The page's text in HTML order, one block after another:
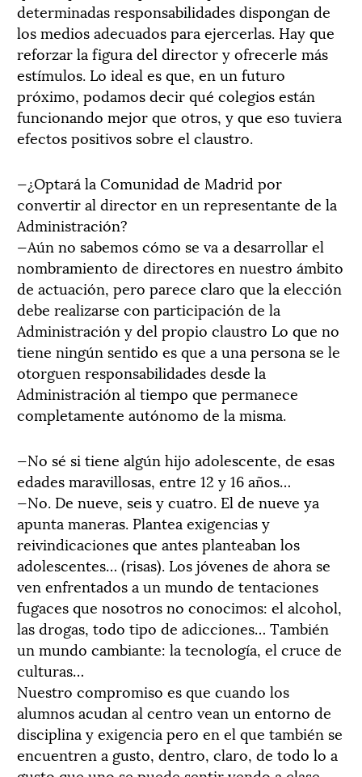
determinadas responsabilidades dispongan de
los medios adecuados para ejercerlas. Hay que
reforzar la figura del director y ofrecerle más
estímulos. Lo ideal es que, en un futuro
próximo, podamos decir qué colegios están
funcionando mejor que otros, y que eso tuviera
efectos positivos sobre el claustro.
—¿Optará la Comunidad de Madrid por
convertir al director en un representante de la
Administración?
—Aún no sabemos cómo se va a desarrollar el
nombramiento de directores en nuestro ámbito
de actuación, pero parece claro que la elección
debe realizarse con participación de la
Administración y del propio claustro Lo que no
tiene ningún sentido es que a una persona se le
otorguen responsabilidades desde la
Administración al tiempo que permanece
completamente autónomo de la misma.
—No sé si tiene algún hijo adolescente, de esas
edades maravillosas, entre 12 y 16 años…
—No. De nueve, seis y cuatro. El de nueve ya
apunta maneras. Plantea exigencias y
reivindicaciones que antes planteaban los
adolescentes… (risas). Los jóvenes de ahora se
ven enfrentados a un mundo de tentaciones
fugaces que nosotros no conocimos: el alcohol,
las drogas, todo tipo de adicciones… También
un mundo cambiante: la tecnología, el cruce de
culturas…
Nuestro compromiso es que cuando los
alumnos acudan al centro vean un entorno de
disciplina y exigencia pero en el que también se
encuentren a gusto, dentro, claro, de todo lo a